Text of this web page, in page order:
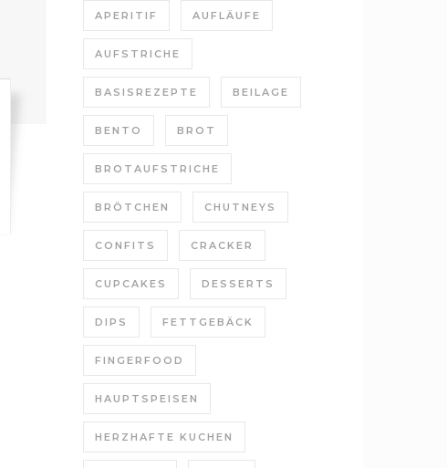
APERITIF AUFLÄUFE
AUFSTRICHE
BASISREZEPTE BEILAGE
BENTO BROT
BROTAUFSTRICHE
BRÖTCHEN CHUTNEYS
CONFITS CRACKER
CUPCAKES DESSERTS
DIPS FETTGEBÄCK
FINGERFOOD
HAUPTSPEISEN
HERZHAFTE KUCHEN